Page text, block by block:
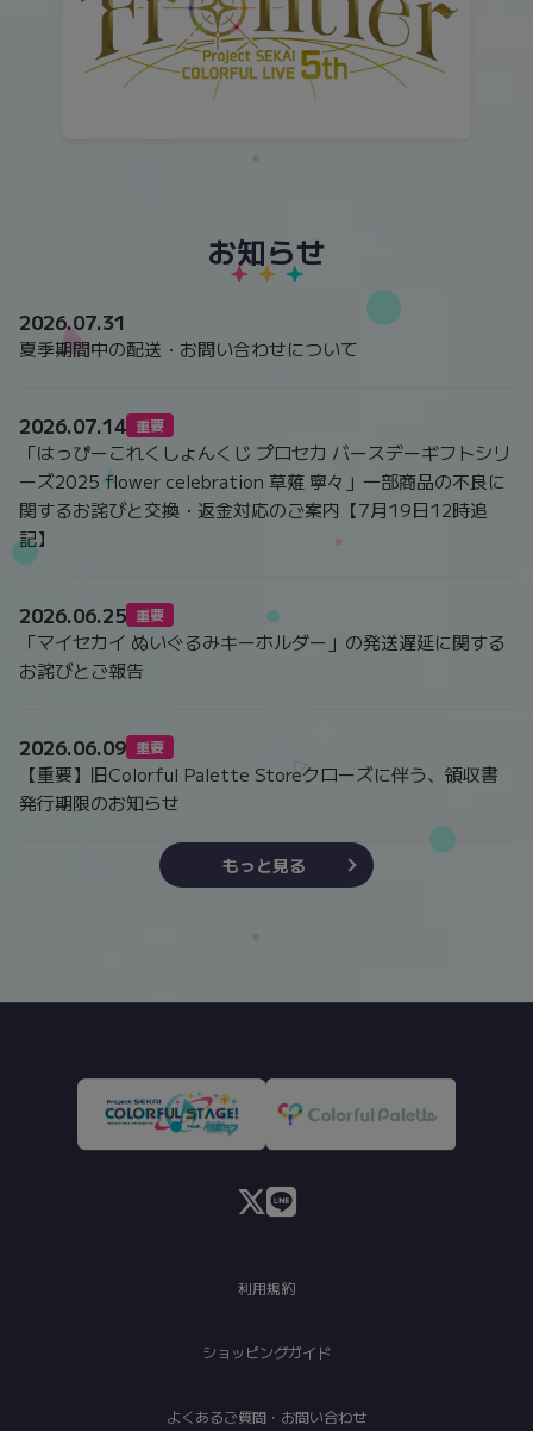
お知らせ
2026.07.31
夏季期間中の配送・お問い合わせについて
2026.07.14 重要
「はっぴーこれくしょんくじ プロセカ バースデーギフトシリ
ーズ2025 flower celebration 草薙 寧々」一部商品の不良に
関するお詫びと交換・返金対応のご案内【7月19日12時追
記】
2026.06.25 重要
「マイセカイ ぬいぐるみキーホルダー」の発送遅延に関する
お詫びとご報告
2026.06.09 重要
【重要】旧Colorful Palette Storeクローズに伴う、領収書
発行期限のお知らせ
もっと見る
利用規約
ショッピングガイド
よくあるご質問・お問い合わせ